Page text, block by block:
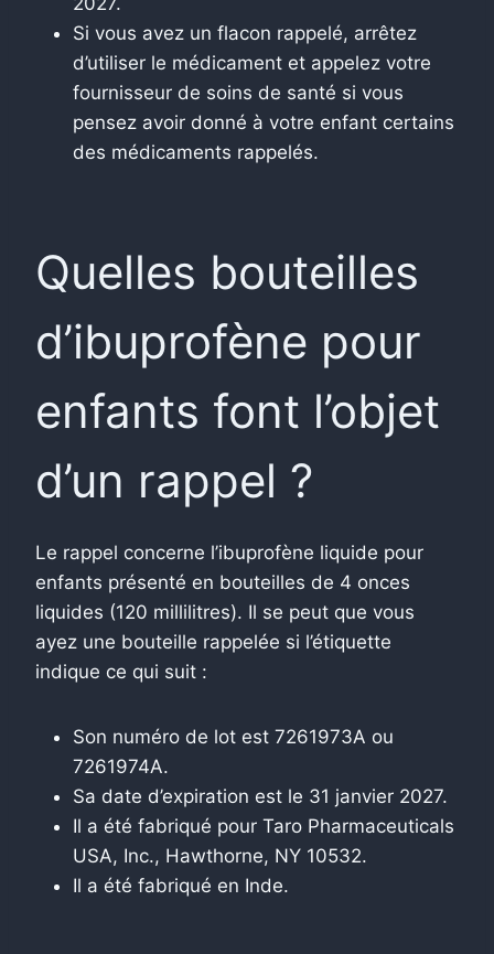
Si vous avez un flacon rappelé, arrêtez
d’utiliser le médicament et appelez votre
fournisseur de soins de santé si vous
pensez avoir donné à votre enfant certains
des médicaments rappelés.
Quelles bouteilles
d’ibuprofène pour
enfants font l’objet
d’un rappel ?
Le rappel concerne l’ibuprofène liquide pour
enfants présenté en bouteilles de 4 onces
liquides (120 millilitres). Il se peut que vous
ayez une bouteille rappelée si l’étiquette
indique ce qui suit :
Son numéro de lot est 7261973A ou
7261974A.
Sa date d’expiration est le 31 janvier 2027.
Il a été fabriqué pour Taro Pharmaceuticals
USA, Inc., Hawthorne, NY 10532.
Il a été fabriqué en Inde.